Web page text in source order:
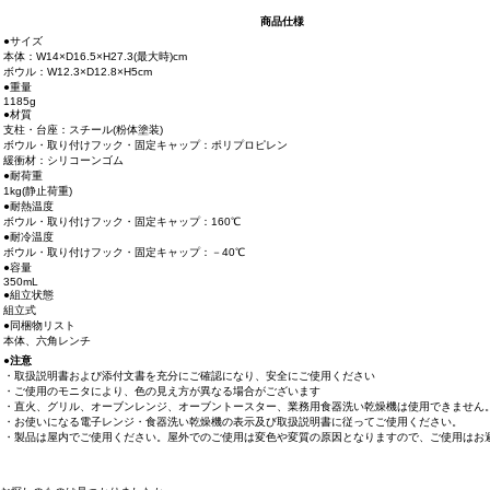
商品仕様
●サイズ
本体：W14×D16.5×H27.3(最大時)cm
ボウル：W12.3×D12.8×H5cm
●重量
1185g
●材質
支柱・台座：スチール(粉体塗装)
ボウル・取り付けフック・固定キャップ：ポリプロピレン
緩衝材：シリコーンゴム
●耐荷重
1kg(静止荷重)
●耐熱温度
ボウル・取り付けフック・固定キャップ：160℃
●耐冷温度
ボウル・取り付けフック・固定キャップ：－40℃
●容量
350mL
●組立状態
組立式
●同梱物リスト
本体、六角レンチ
●注意
・取扱説明書および添付文書を充分にご確認になり、安全にご使用ください
・ご使用のモニタにより、色の見え方が異なる場合がございます
・直火、グリル、オーブンレンジ、オーブントースター、業務用食器洗い乾燥機は使用できません。
・お使いになる電子レンジ・食器洗い乾燥機の表示及び取扱説明書に従ってご使用ください。
・製品は屋内でご使用ください。屋外でのご使用は変色や変質の原因となりますので、ご使用はお